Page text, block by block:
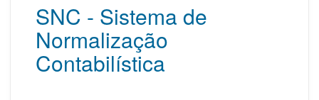
SNC - Sistema de
Normalização
Contabilística